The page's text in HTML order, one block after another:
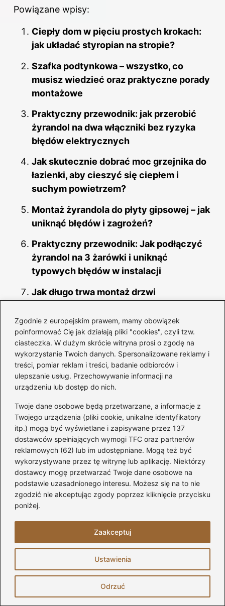
Zgodnie z europejskim prawem, mamy obowiązek
poinformować Cię jak działają pliki "cookies", czyli tzw.
ciasteczka. W dużym skrócie witryna prosi o zgodę na
wykorzystanie Twoich danych. Spersonalizowane reklamy i
treści, pomiar reklam i treści, badanie odbiorców i
ulepszanie usług. Przechowywanie informacji na
urządzeniu lub dostęp do nich.
Twoje dane osobowe będą przetwarzane, a informacje z
Twojego urządzenia (pliki cookie, unikalne identyfikatory
itp.) mogą być wyświetlane i zapisywane przez 137
dostawców spełniających wymogi TFC oraz partnerów
reklamowych (62) lub im udostępniane. Mogą też być
wykorzystywane przez tę witrynę lub aplikację. Niektórzy
dostawcy mogę przetwarzać Twoje dane osobowe na
podstawie uzasadnionego interesu. Możesz się na to nie
zgodzić nie akceptując zgody poprzez kliknięcie przycisku
poniżej.
Ustawienia
Odrzuć
Zaakceptuj
c
e
b
o
o
k
er
e
st
e
dI
n
di
t
bl
r
Powiązane wpisy:
Ciepły dom w pięciu prostych krokach:
jak układać styropian na stropie?
Szafka podtynkowa – wszystko, co
musisz wiedzieć oraz praktyczne porady
montażowe
Praktyczny przewodnik: jak przerobić
żyrandol na dwa włączniki bez ryzyka
błędów elektrycznych
Jak skutecznie dobrać moc grzejnika do
łazienki, aby cieszyć się ciepłem i
suchym powietrzem?
Montaż żyrandola do płyty gipsowej – jak
uniknąć błędów i zagrożeń?
Praktyczny przewodnik: Jak podłączyć
żyrandol na 3 żarówki i uniknąć
typowych błędów w instalacji
Jak długo trwa montaż drzwi
wpływające na czas pracy
Zainstaluj nadmuch do pieca bezbłędnie
i oszczędzaj na kosztach!
Jakie są realne koszty montażu drzwi
zewnętrznych? Sprawdź, na co zwrócić
uwagę
Skuteczne metody ocieplania rur
wentylacyjnych na strychu – praktyczny
poradnik
Lidia Cholewska
Prowadzę bloga ApartamentyLido.pl, na którym dzielę się
swoją pasją do domu, budowy, remontów oraz aranżacji